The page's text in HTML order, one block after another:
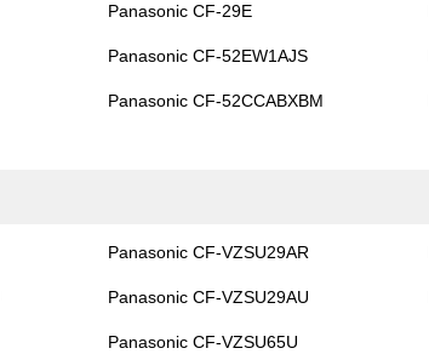
Panasonic CF-29E
Panasonic CF-52EW1AJS
Panasonic CF-52CCABXBM
Panasonic CF-VZSU29AR
Panasonic CF-VZSU29AU
Panasonic CF-VZSU65U